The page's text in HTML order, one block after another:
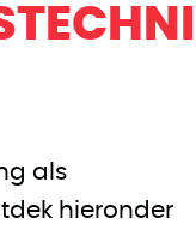
als
hieronder